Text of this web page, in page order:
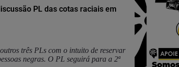
PL das cotas raciais em
três PLs com o intuito de reservar
negras. O PL seguirá para a 2ª